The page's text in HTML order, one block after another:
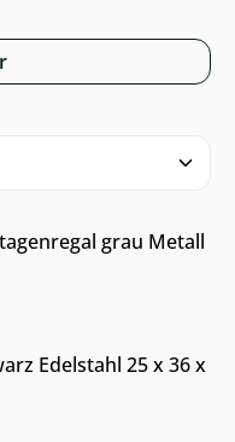
grau Metall
Edelstahl 25 x 36 x